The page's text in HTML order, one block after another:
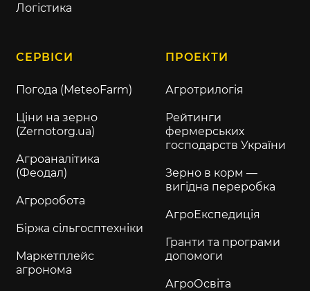
Логістика
СЕРВІСИ
Погода (MeteoFarm)
Ціни на зерно
(Zernotorg.ua)
Агроаналітика
(Феодал)
Агроробота
Біржа сільгосптехніки
Маркетплейс
агронома
ПРОЕКТИ
Агротрилогія
Рейтинги
фермерських
господарств України
Зерно в корм —
вигідна переробка
АгроЕкспедиція
Гранти та програми
допомоги
АгроОсвіта